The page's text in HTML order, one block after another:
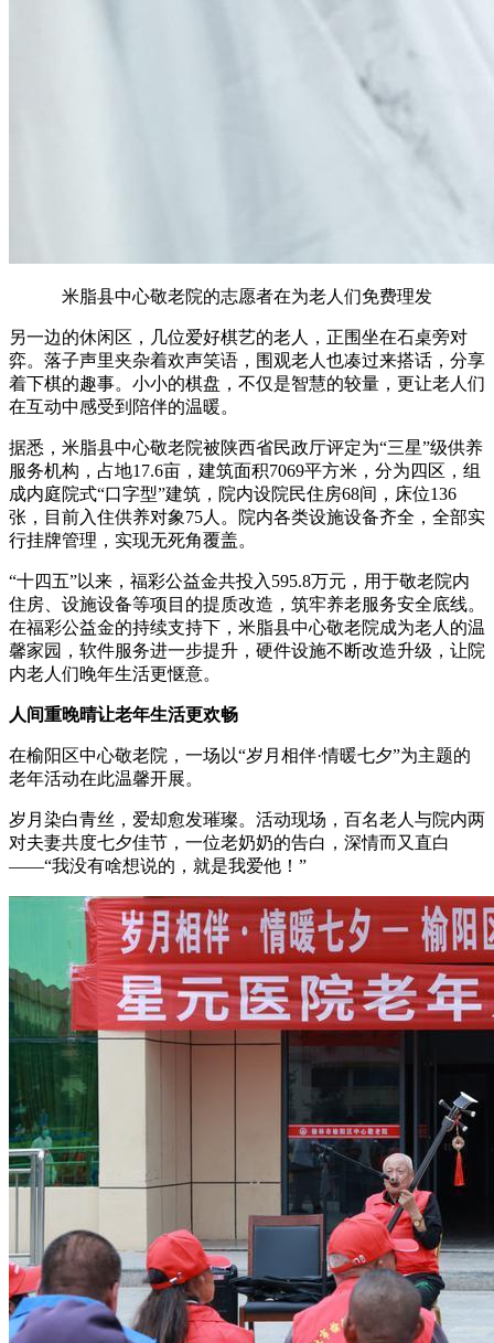
米脂县中心敬老院的志愿者在为老人们免费理发
另一边的休闲区，几位爱好棋艺的老人，正围坐在石桌旁对
弈。落子声里夹杂着欢声笑语，围观老人也凑过来搭话，分享
着下棋的趣事。小小的棋盘，不仅是智慧的较量，更让老人们
在互动中感受到陪伴的温暖。
据悉，米脂县中心敬老院被陕西省民政厅评定为“三星”级供养
服务机构，占地17.6亩，建筑面积7069平方米，分为四区，组
成内庭院式“口字型”建筑，院内设院民住房68间，床位136
张，目前入住供养对象75人。院内各类设施设备齐全，全部实
行挂牌管理，实现无死角覆盖。
“十四五”以来，福彩公益金共投入595.8万元，用于敬老院内
住房、设施设备等项目的提质改造，筑牢养老服务安全底线。
在福彩公益金的持续支持下，米脂县中心敬老院成为老人的温
馨家园，软件服务进一步提升，硬件设施不断改造升级，让院
内老人们晚年生活更惬意。
人间重晚晴让老年生活更欢畅
在榆阳区中心敬老院，一场以“岁月相伴·情暖七夕”为主题的
老年活动在此温馨开展。
岁月染白青丝，爱却愈发璀璨。活动现场，百名老人与院内两
对夫妻共度七夕佳节，一位老奶奶的告白，深情而又直白
——“我没有啥想说的，就是我爱他！”